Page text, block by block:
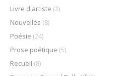
Livre d'artiste (2)
Nouvelles (8)
Poésie (24)
Prose poétique (5)
Recueil (8)